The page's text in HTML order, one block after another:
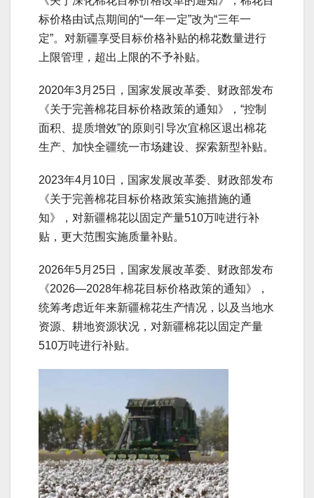
标价格由试点期间的“一年一定”改为“三年一
定”。对新疆享受目标价格补贴的棉花数量进行
上限管理，超出上限的不予补贴。
2020年3月25日，国家发展改革委、财政部发布
《关于完善棉花目标价格政策的通知》，“控制
面积、提质增效”的原则引导次宜棉区退出棉花
生产、加快全疆统一市场建设、探索新型补贴。
2023年4月10日，国家发展改革委、财政部发布
《关于完善棉花目标价格政策实施措施的通
知》，对新疆棉花以固定产量510万吨进行补
贴，更大范围实施质量补贴。
2026年5月25日，国家发展改革委、财政部发布
《2026—2028年棉花目标价格政策的通知》，
统筹考虑近年来新疆棉花生产情况，以及当地水
资源、耕地资源状况，对新疆棉花以固定产量
510万吨进行补贴。